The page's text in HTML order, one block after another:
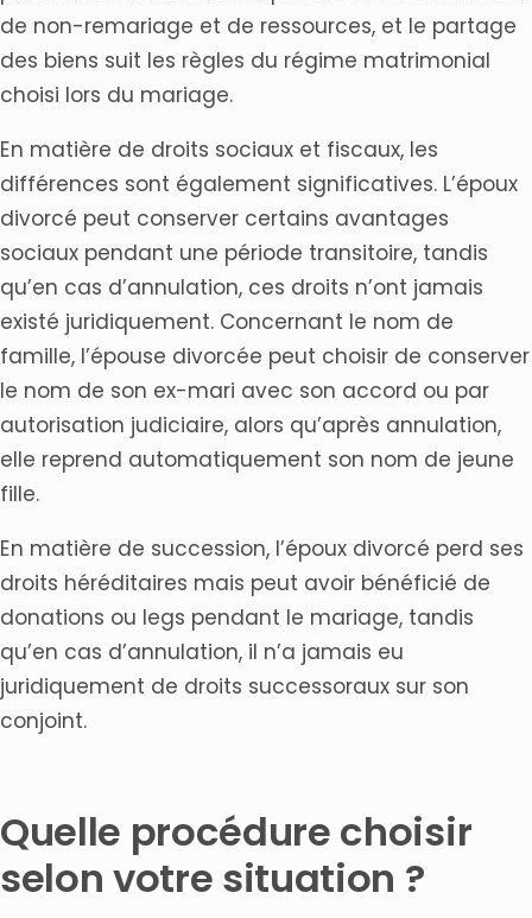
de non-remariage et de ressources, et le partage
des biens suit les règles du régime matrimonial
choisi lors du mariage.
En matière de droits sociaux et fiscaux, les
différences sont également significatives. L’époux
divorcé peut conserver certains avantages
sociaux pendant une période transitoire, tandis
qu’en cas d’annulation, ces droits n’ont jamais
existé juridiquement. Concernant le nom de
famille, l’épouse divorcée peut choisir de conserver
le nom de son ex-mari avec son accord ou par
autorisation judiciaire, alors qu’après annulation,
elle reprend automatiquement son nom de jeune
fille.
En matière de succession, l’époux divorcé perd ses
droits héréditaires mais peut avoir bénéficié de
donations ou legs pendant le mariage, tandis
qu’en cas d’annulation, il n’a jamais eu
juridiquement de droits successoraux sur son
conjoint.
Quelle procédure choisir
selon votre situation ?